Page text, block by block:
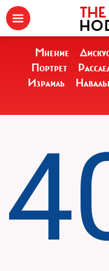
Мнение
Портрет
Израиль